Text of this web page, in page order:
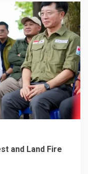
and Land Fire